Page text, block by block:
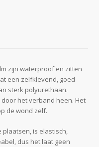
zijn waterproof en zitten
een zelfklevend, goed
sterk polyurethaan.
het verband heen. Het
de wond zelf.
plaatsen, is elastisch,
dus het laat geen